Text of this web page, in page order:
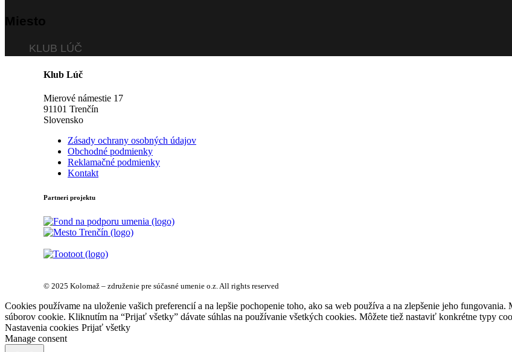
Miesto
KLUB LÚČ
Klub Lúč
Mierové námestie 17
91101 Trenčín
Slovensko
Zásady ochrany osobných údajov
Obchodné podmienky
Reklamačné podmienky
Kontakt
Partneri projektu
© 2025 Kolomaž – združenie pre súčasné umenie o.z. All rights reserved
Cookies používame na uloženie vašich preferencií a na lepšie pochopenie toho, ako sa web používa a na zlepšenie jeho
súborov cookie. Kliknutím na “Prijať všetky” dávate súhlas na používanie všetkých cookies. Môžete tiež nastaviť konkrétne typy
Nastavenia cookies Prijať všetky
Manage consent